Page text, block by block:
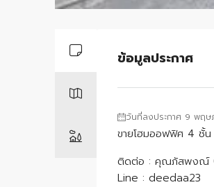
ข้อมูลประกาศ
วันที่ลงประกาศ 9 พฤษ
ขายโฮมออฟฟิศ 4 ชั้น
ติดต่อ : คุณภัสพงณ์
Line : deedaa23